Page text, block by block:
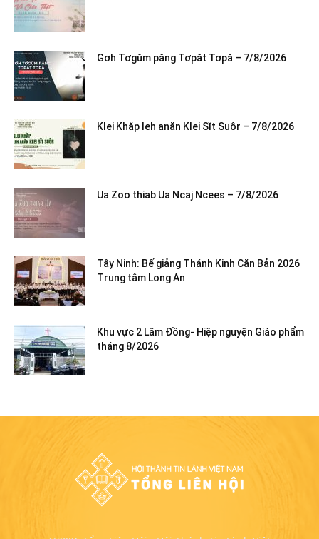
Gơh Tơgŭm păng Tơpăt Tơpă – 7/8/2026
Klei Khăp leh anăn Klei Sĭt Suôr – 7/8/2026
Ua Zoo thiab Ua Ncaj Ncees – 7/8/2026
Tây Ninh: Bế giảng Thánh Kinh Căn Bản 2026
Trung tâm Long An
Khu vực 2 Lâm Đồng- Hiệp nguyện Giáo phẩm
tháng 8/2026